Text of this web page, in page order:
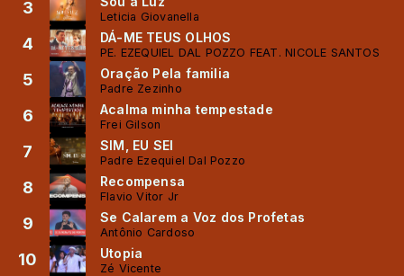
3 Leticia Giovanella
4 DÁ-ME TEUS OLHOS
PE. EZEQUIEL DAL POZZO FEAT. NICOLE SANTOS
5 Oração Pela familia
Padre Zezinho
6 Acalma minha tempestade
Frei Gilson
7 SIM, EU SEI
Padre Ezequiel Dal Pozzo
8 Recompensa
Flavio Vitor Jr
9 Se Calarem a Voz dos Profetas
Antônio Cardoso
10 Utopia
Zé Vicente